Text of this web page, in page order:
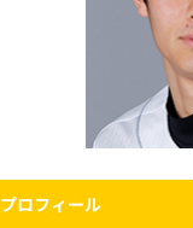
プロフィール